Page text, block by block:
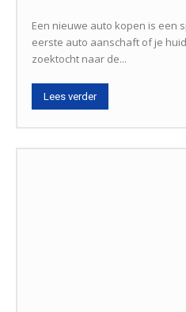
Een nieuwe auto kopen is een
eerste auto aanschaft of je
zoektocht naar de...
Lees verder